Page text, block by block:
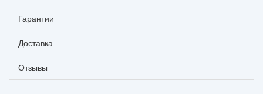
Гарантии
Доставка
Отзывы